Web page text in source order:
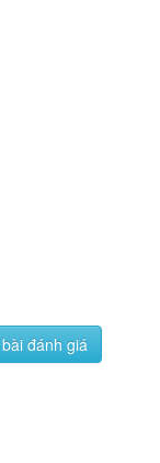
đánh giá